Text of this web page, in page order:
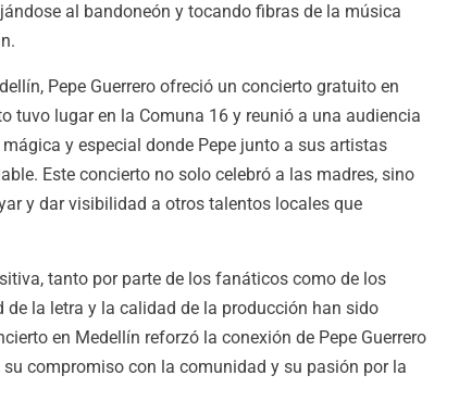
al bandoneón y tocando fibras de la música
Pepe Guerrero ofreció un concierto gratuito en
tuvo lugar en la Comuna 16 y reunió a una audiencia
y especial donde Pepe junto a sus artistas
Este concierto no solo celebró a las madres, sino
y dar visibilidad a otros talentos locales que
tanto por parte de los fanáticos como de los
la letra y la calidad de la producción han sido
en Medellín reforzó la conexión de Pepe Guerrero
compromiso con la comunidad y su pasión por la